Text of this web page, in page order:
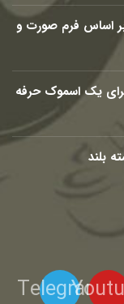
اساس فرم صورت و
یک اسموک حرفه
بلند
Telegram